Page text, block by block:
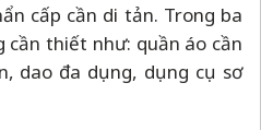
cấp cần di tản. Trong ba
cần thiết như: quần áo cần
dao đa dụng, dụng cụ sơ